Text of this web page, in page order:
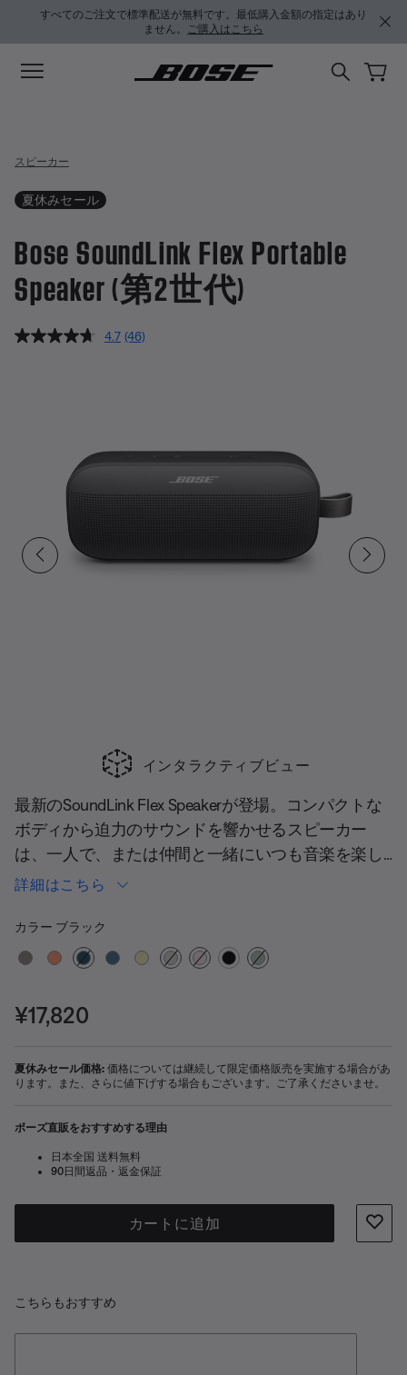
メインコンテンツに移動
サポートチャットに移動する
フッターコンテンツに移動
アクセシビリティ声明に移動する
すべてのご注文で標準配送が無料です。最低購入金額の指定はあり
ません。 ご購入はこちら
スピーカー
夏休みセール
Bose SoundLink Flex Portable
Speaker (第2世代)
5 / 5 のカスタマー評価
4.7 レ
じ
ジ
の
ク。
(46)
インタラクティブビュー
計スライド
最新のSoundLink Flex Speakerが登場。コンパクトな
ボディから迫力のサウンドを響かせるスピーカー
は、一人で、または仲間と一緒にいつも音楽を楽し
みたい方におすすめです。耐久性にも優れているた
詳細はこちら
カラーの選択
選択済み
カラー ブラック
価格:
¥17,820
夏休みセール価格: 価格については継続して限定価格販売を実施する場合があ
ります。また、さらに値下げする場合もございます。ご了承くださいませ。
ボーズ直販をおすすめする理由
日本全国 送料無料
90日間返品・返金保証
カートに追加
こちらもおすすめ